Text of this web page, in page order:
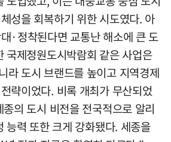
성을 회복하기 위한 시도였다. 아
·정착된다면 교통난 해소에 큰 도
국제정원도시박람회 같은 사업은
라 도시 브랜드를 높이고 지역경제
략이었다. 비록 개최가 무산되었
의 도시 비전을 전국적으로 알리
능력 또한 크게 강화됐다. 세종을